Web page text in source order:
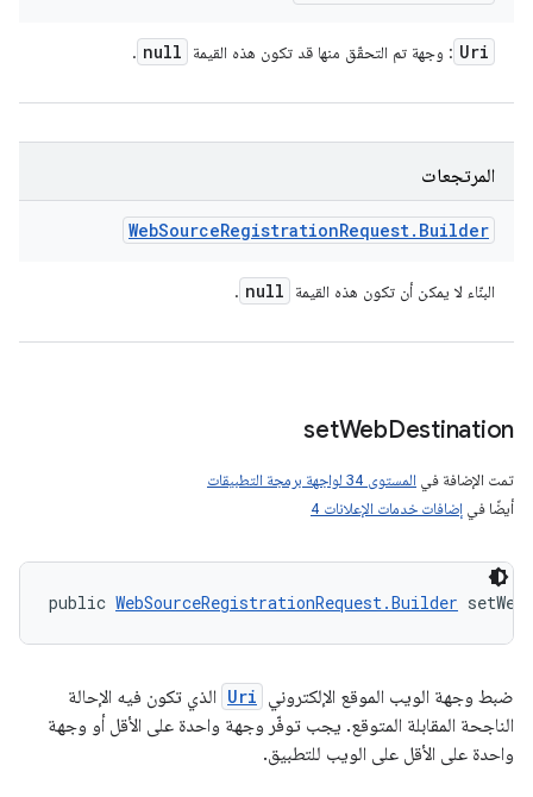
Uri : وجهة تم التحقّق منها قد تكون هذه القيمة null
.
المرتجعات
WebSourceRegistrationRequest. Builder
البنّاء لا يمكن أن تكون هذه القيمة null
.
setWebDestination
تمت الإضافة في المستوى 34 لواجهة برمجة التطبيقات
أيضًا في إضافات خدمات الإعلانات 4
public WebSourceRegistrationRequest.Builder
ضبط وجهة الويب الموقع الإلكتروني Uri الذي تكون فيه الإحالة
الناجحة المقابلة المتوقع. يجب توفّر وجهة واحدة على الأقل أو وجهة
واحدة على الأقل على الويب للتطبيق.